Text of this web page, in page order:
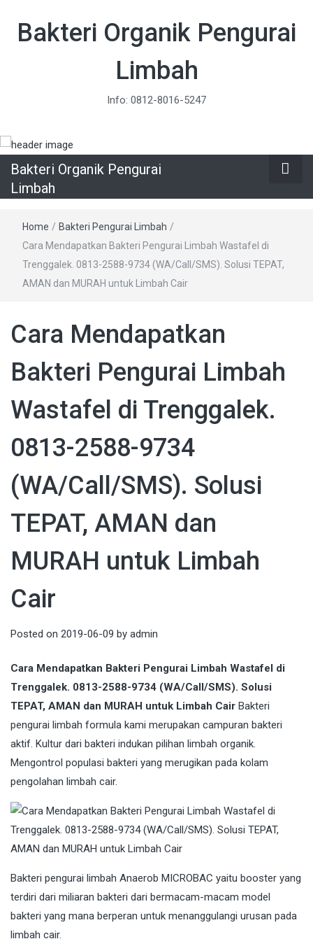
Bakteri Organik Pengurai
Limbah
Info: 0812-8016-5247
Bakteri Organik Pengurai
Limbah
Home / Bakteri Pengurai Limbah /
Cara Mendapatkan Bakteri Pengurai Limbah Wastafel di
Trenggalek. 0813-2588-9734 (WA/Call/SMS). Solusi TEPAT,
AMAN dan MURAH untuk Limbah Cair
Cara Mendapatkan
Bakteri Pengurai Limbah
Wastafel di Trenggalek.
0813-2588-9734
(WA/Call/SMS). Solusi
TEPAT, AMAN dan
MURAH untuk Limbah
Cair
Posted on 2019-06-09 by admin
Cara Mendapatkan Bakteri Pengurai Limbah Wastafel di
Trenggalek. 0813-2588-9734 (WA/Call/SMS). Solusi
TEPAT, AMAN dan MURAH untuk Limbah Cair Bakteri
pengurai limbah formula kami merupakan campuran bakteri
aktif. Kultur dari bakteri indukan pilihan limbah organik.
Mengontrol populasi bakteri yang merugikan pada kolam
pengolahan limbah cair.
Bakteri pengurai limbah Anaerob MICROBAC yaitu booster yang
terdiri dari miliaran bakteri dari bermacam-macam model
bakteri yang mana berperan untuk menanggulangi urusan pada
limbah cair.